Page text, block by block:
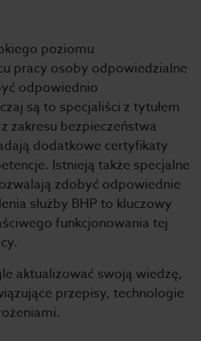
poziomu
pracy osoby odpowiedzialne
odpowiednio
są to specjaliści z tytułem
zakresu bezpieczeństwa
dodatkowe certyfikaty
Istnieją także specjalne
zdobyć odpowiednie
służby BHP to kluczowy
funkcjonowania tej
aktualizować swoją wiedzę,
przepisy, technologie